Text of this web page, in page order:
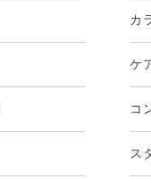
カ
ケ
コ
ス